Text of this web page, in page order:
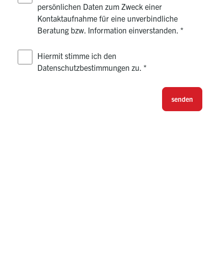
persönlichen Daten zum Zweck einer
Kontaktaufnahme für eine unverbindliche
Beratung bzw. Information einverstanden. *
Hiermit stimme ich den
Datenschutzbestimmungen zu. *
senden